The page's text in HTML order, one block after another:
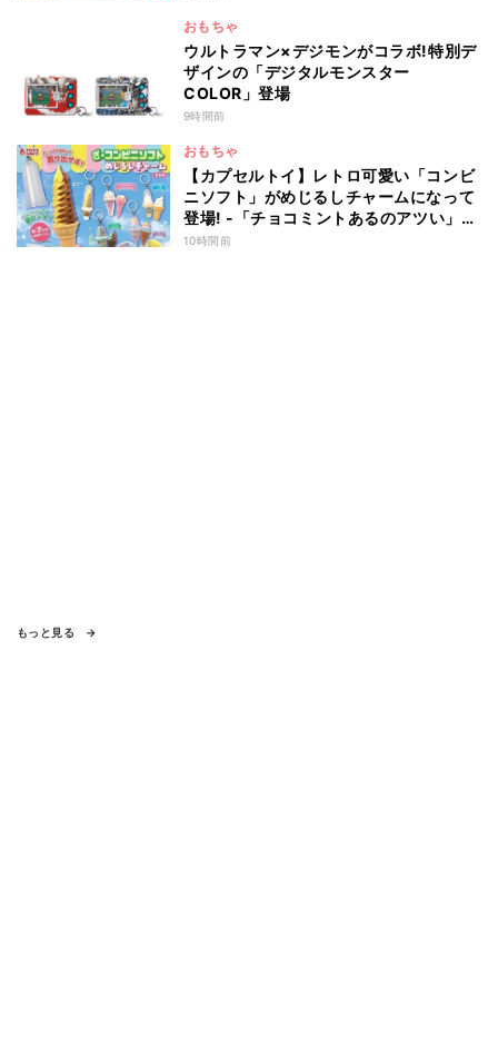
おもちゃ
ウルトラマン×デジモンがコラボ!特別デ
ザインの「デジタルモンスター
COLOR」登場
9時間前
おもちゃ
【カプセルトイ】レトロ可愛い「コンビ
ニソフト」がめじるしチャームになって
登場! -「チョコミントあるのアツい」
「中身出せるのたのしい」と話題
10時間前
もっと見る